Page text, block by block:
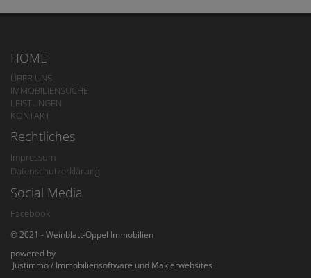
HOME
ÜBER UNS
IMMOBILIENSUCHE
LEISTUNGEN
KONTAKT
Rechtliches
Impressum
Datenschutzerklärung
Social Media
Facebook
© 2021 - Weinblatt-Oppel Immobilien
powered by
Justimmo / Immobiliensoftware und Maklerwebsites